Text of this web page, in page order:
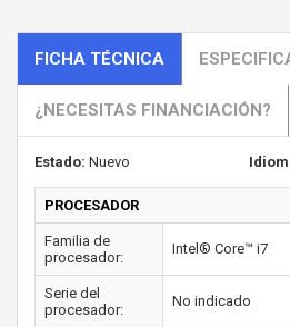
FICHA TÉCNICA
¿NECESITAS FINANCIACIÓN?
Estado: Nuevo
PROCESADOR
Familia de
procesador:
Intel® Core™ i7
Serie del
procesador:
No indicado